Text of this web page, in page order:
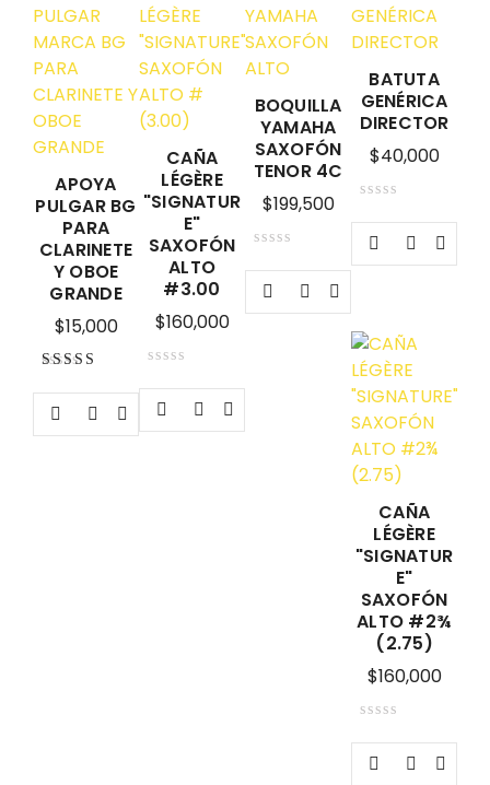
APOYA
PULGAR BG
PARA
CLARINETE
Y OBOE
GRANDE
$15,000
Valorado con
de 5
CAÑA
LÉGÈRE
"SIGNATUR
E"
SAXOFÓN
ALTO
#3.00
$160,000
BOQUILLA
YAMAHA
SAXOFÓN
TENOR 4C
$199,500
BATUTA
GENÉRICA
DIRECTOR
$40,000
CAÑA
LÉGÈRE
"SIGNATUR
E"
SAXOFÓN
ALTO #2¾
(2.75)
$160,000